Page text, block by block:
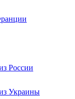
России
Украины